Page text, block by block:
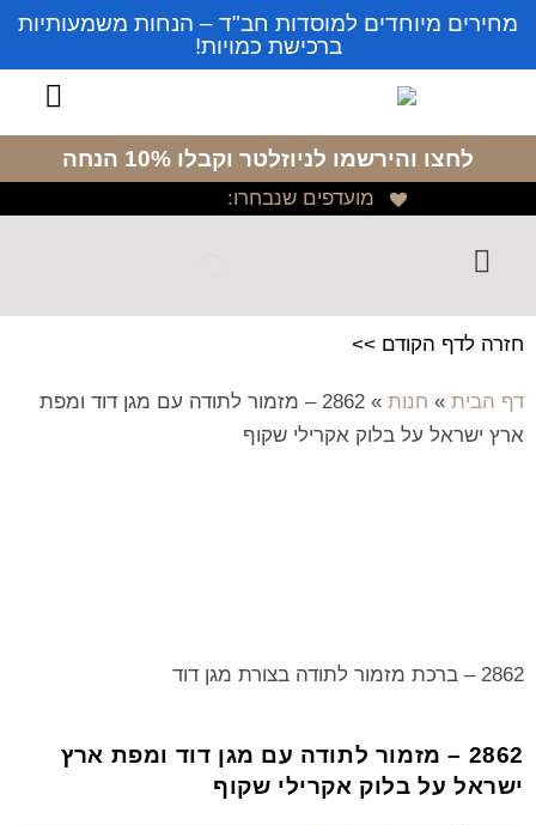
מחירים מיוחדים למוסדות חב"ד – הנחות משמעותיות
ברכישת כמויות!
לחצו והירשמו לניוזלטר וקבלו 10% הנחה
מועדפים שנבחרו:
חזרה לדף הקודם >>
דף הבית » חנות »
2862 – מזמור לתודה עם מגן דוד ומפת
ארץ ישראל על בלוק אקרילי שקוף
2862 – ברכת מזמור לתודה בצורת מגן דוד
2862 – מזמור לתודה עם מגן דוד ומפת ארץ
ישראל על בלוק אקרילי שקוף